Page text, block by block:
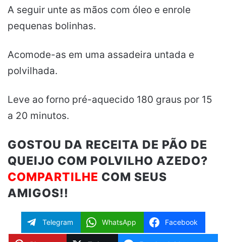
A seguir unte as mãos com óleo e enrole
pequenas bolinhas.
Acomode-as em uma assadeira untada e
polvilhada.
Leve ao forno pré-aquecido 180 graus por 15
a 20 minutos.
GOSTOU DA RECEITA DE PÃO DE
QUEIJO COM POLVILHO AZEDO?
COMPARTILHE COM SEUS
AMIGOS!!
Telegram WhatsApp Facebook